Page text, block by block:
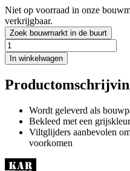
Niet op voorraad in onze
verkrijgbaar.
Zoek bouwmarkt in de buurt
In winkelwagen
Wordt geleverd als
Bekleed met een
Viltglijders aanbevolen
voorkomen